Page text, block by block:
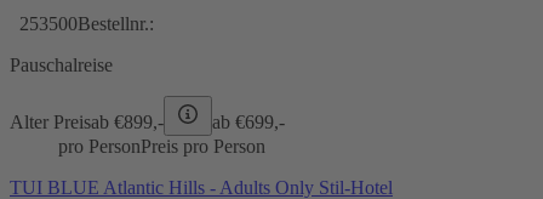
253500Bestellnr.:
Pauschalreise
Alter Preisab €899,- ab €699,-
pro PersonPreis pro Person
TUI BLUE Atlantic Hills - Adults Only Stil-Hotel